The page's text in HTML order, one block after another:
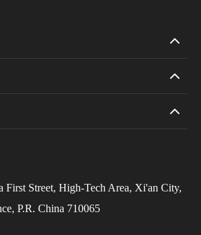
First Street, High-Tech Area, Xi'an City,
P.R. China 710065